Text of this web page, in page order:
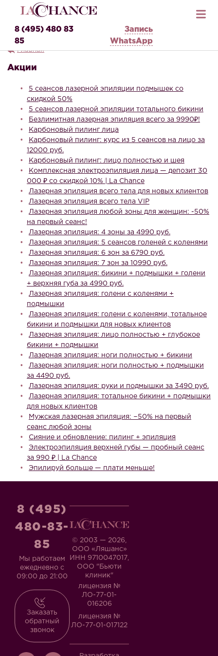
8 (495) 480 83
85
Запись
WhatsApp
Главная
Акции
5 сеансов лазерной эпиляции подмышек со
скидкой 50%
5 сеансов лазерной эпиляции тотального бикини
Безлимитная лазерная эпиляция всего за 9990₽!
Карбоновый пилинг лица
Карбоновый пилинг: курс из 5 сеансов на лицо за
12000 руб.
Карбоновый пилинг: лицо полностью и шея
Комплексная электроэпиляция лица — депозит 30
000 ₽ со скидкой 10% | La Chance
Лазерная эпиляция всего тела для новых клиентов
Лазерная эпиляция всего тела VIP
Лазерная эпиляция любой зоны для женщин: -50%
на первый сеанс!
Лазерная эпиляция: 4 зоны за 4990 руб.
Лазерная эпиляция: 5 сеансов голеней с коленями
Лазерная эпиляция: 6 зон за 6790 руб.
Лазерная эпиляция: 7 зон за 10990 руб.
Лазерная эпиляция: бикини + подмышки + голени
+ верхняя губа за 4990 руб.
Лазерная эпиляция: голени с коленями +
подмышки
Лазерная эпиляция: голени с коленями, тотальное
бикини и подмышки для новых клиентов
Лазерная эпиляция: лицо полностью + глубокое
бикини + подмышки
Лазерная эпиляция: ноги полностью + бикини
Лазерная эпиляция: ноги полностью + подмышки
за 4490 руб.
Лазерная эпиляция: руки и подмышки за 3490 руб.
Лазерная эпиляция: тотальное бикини + подмышки
для новых клиентов
Мужская лазерная эпиляция: −50% на первый
сеанс любой зоны
Сияние и обновление: пилинг + эпиляция
Электроэпиляция верхней губы — пробный сеанс
за 990 ₽ | La Chance
Эпилируй больше — плати меньше!
© 2003 — 2026,
ООО «Ляшанс»
ИНН 9710047017,
ООО "Бьюти
клиник"
лицензия №
ЛО-77-01-
016206
лицензия №
ЛО-77-01-017122
8 (495)
480-83-
85
Мы работаем
ежедневно с
09:00 до 21:00
Заказать
обратный
звонок